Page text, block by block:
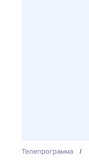
Телепрограмма